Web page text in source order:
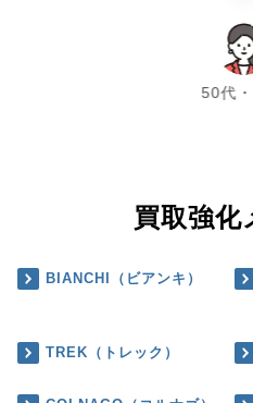
50代
chevron_left
買取強化
BIANCHI（ビアンキ）
TREK（トレック）